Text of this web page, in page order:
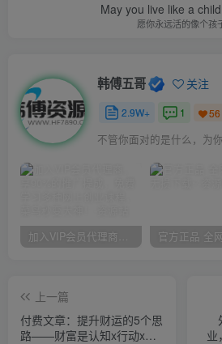
May you live like a
愿你永远活的像个孩
韩傅五哥 关注
2.9W+ 1 56
加入VIP会员代理商，享90%的推广提成，免费学习多种网上创业课程，菜鸟秒变大神！
上一篇
付费文章：提升财运的5个思
路——财富是认知x行动x习
业